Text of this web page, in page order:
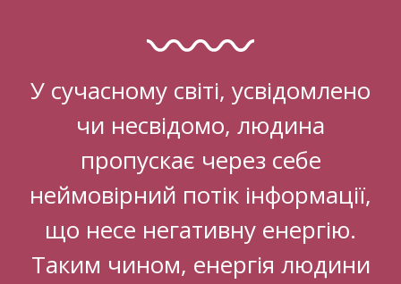
У сучасному світі, усвідомлено
чи несвідомо, людина
пропускає через себе
неймовірний потік інформації,
що несе негативну енергію.
Таким чином, енергія людини